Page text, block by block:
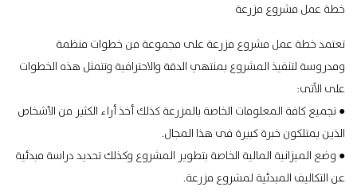
خطة عمل مشروع مزرعة
تعتمد خطة عمل مشروع مزرعة على مجموعة من خطوات منظمة
ومدروسة لتنفيذ المشروع بمنتهي الدقة والاحترافية وتتمثل هذه الخطوات
على الآتى:
● تجميع كافة المعلومات الخاصة بالمزرعة كذلك أخذ أراء الكثير من الأشخاص
الذين يمتلكون خبرة كبيرة فى هذا المجال.
● وضع الميزانية المالية الخاصة بتطوير المشروع وكذلك تحديد دراسة مبدئية
عن التكاليف المبدئية لمشروع مزرعة.